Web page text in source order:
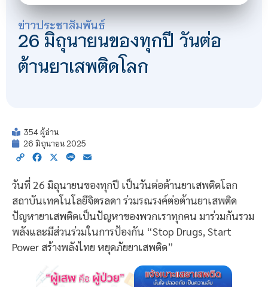
ข่าวประชาสัมพันธ์
26 มิถุนายนของทุกปี วันต่อ
ต้านยาเสพติดโลก
354 ผู้อ่าน
26 มิถุนายน 2025
Copy Facebook
X Line
วันที่ 26 มิถุนายนของทุกปี เป็นวันต่อต้านยาเสพติดโลก
สถาบันเทคโนโลยีจิตรลดา ร่วมรณรงค์ต่อต้านยาเสพติด
ปัญหายาเสพติดเป็นปัญหาของพวกเราทุกคน มาร่วมกันรวม
พลังและมีส่วนร่วมในการป้องกัน “Stop Drugs, Start
Power สร้างพลังไทย หยุดภัยยาเสพติด”